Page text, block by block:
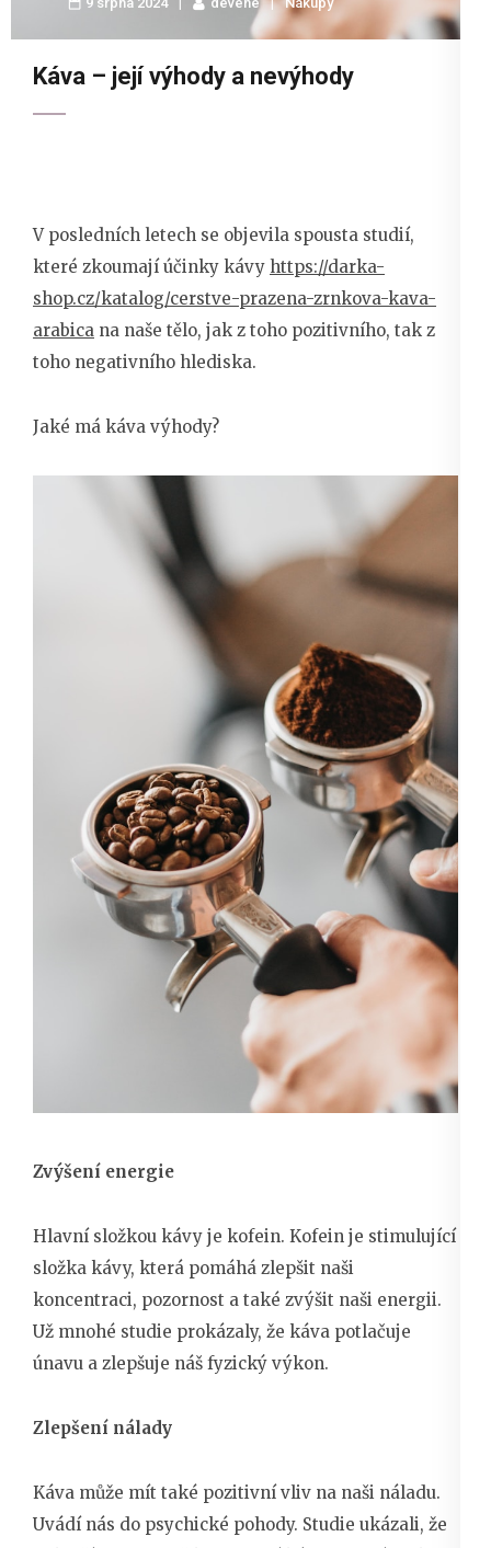
Káva – její výhody a nevýhody
V posledních letech se objevila spousta studií,
které zkoumají účinky kávy https://darka-
shop.cz/katalog/cerstve-prazena-zrnkova-kava-
arabica na naše tělo, jak z toho pozitivního, tak z
toho negativního hlediska.
Jaké má káva výhody?
Zvýšení energie
Hlavní složkou kávy je kofein. Kofein je stimulující
složka kávy, která pomáhá zlepšit naši
koncentraci, pozornost a také zvýšit naši energii.
Už mnohé studie prokázaly, že káva potlačuje
únavu a zlepšuje náš fyzický výkon.
Zlepšení nálady
Káva může mít také pozitivní vliv na naši náladu.
Uvádí nás do psychické pohody. Studie ukázali, že